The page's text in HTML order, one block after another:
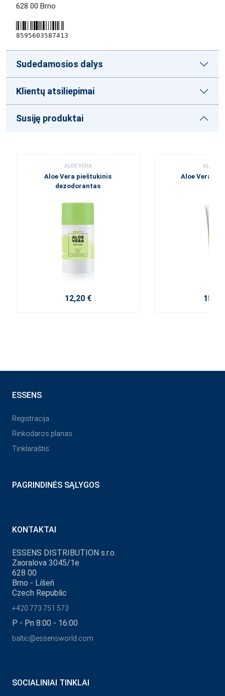
628 00 Brno
8595603587413
Sudedamosios dalys
Klientų atsiliepimai
Susiję produktai
ALOE VERA
Aloe Vera pieštukinis
dezodorantas
12,20 €
ALOE
Aloe Vera
15,20
ESSENS
Registracija
Rinkodaros planas
Tinklaraštis
PAGRINDINĖS SĄLYGOS
KONTAKTAI
ESSENS DISTRIBUTION s.r.o.
Zaoralova 3045/1e
628 00
Brno - Líšeň
Czech Republic
+420 773 751 573
P - Pn 8:00 - 16:00
baltic@essensworld.com
SOCIALINIAI TINKLAI